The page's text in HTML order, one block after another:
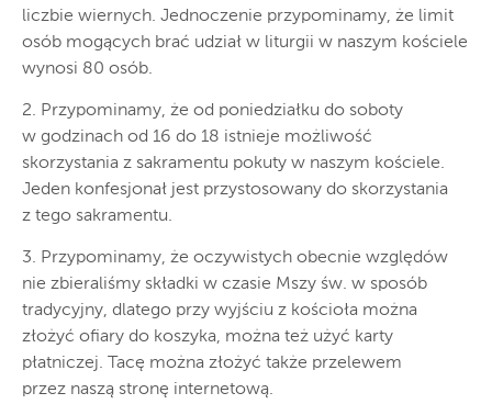
liczbie wiernych. Jednoczenie przypominamy, że limit
osób mogących brać udział w liturgii w naszym kościele
wynosi 80 osób.
2. Przypominamy, że od poniedziałku do soboty
w godzinach od 16 do 18 istnieje możliwość
skorzystania z sakramentu pokuty w naszym kościele.
Jeden konfesjonał jest przystosowany do skorzystania
z tego sakramentu.
3. Przypominamy, że oczywistych obecnie względów
nie zbieraliśmy składki w czasie Mszy św. w sposób
tradycyjny, dlatego przy wyjściu z kościoła można
złożyć ofiary do koszyka, można też użyć karty
płatniczej. Tacę można złożyć także przelewem
przez naszą stronę internetową.